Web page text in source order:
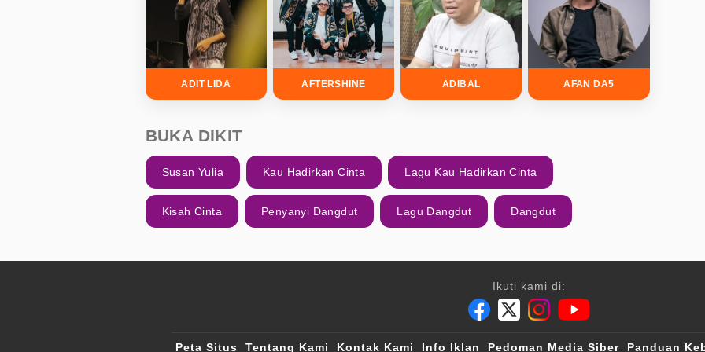
ADIT LIDA AFTERSHINE ADIBAL AFAN DA5
BUKA DIKIT
Susan Yulia Kau Hadirkan Cinta Lagu Kau Hadirkan Cinta
Kisah Cinta Penyanyi Dangdut Lagu Dangdut Dangdut
Ikuti kami di:
Peta Situs Tentang Kami Kontak Kami Info Iklan Pedoman Media Siber Panduan